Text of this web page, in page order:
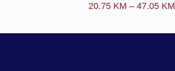
20.75 KM – 47.05 KM